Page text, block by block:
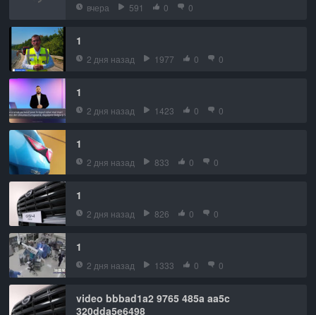
вчера 591 0 0
1
2 дня назад 1977 0 0
1
2 дня назад 1423 0 0
1
2 дня назад 833 0 0
1
2 дня назад 826 0 0
1
2 дня назад 1333 0 0
video bbbad1a2 9765 485a aa5c
320dda5e6498